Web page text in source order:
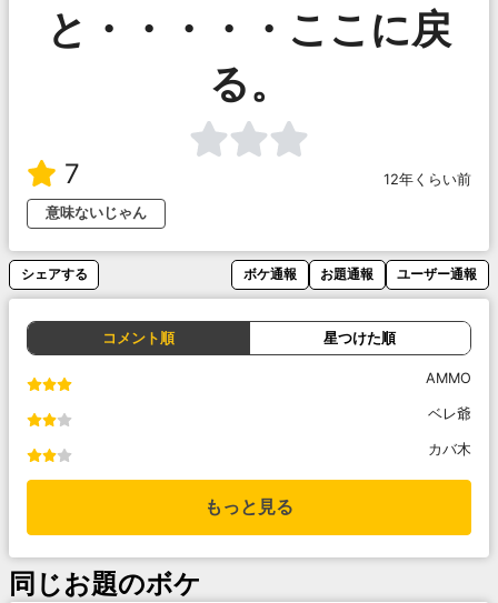
と・・・・・ここに戻
る。
7
12年くらい前
意味ないじゃん
シェアする ボケ通報 お題通報 ユーザー通報
コメント順 星つけた順
AMMO
ベレ爺
カバ木
もっと見る
同じお題のボケ